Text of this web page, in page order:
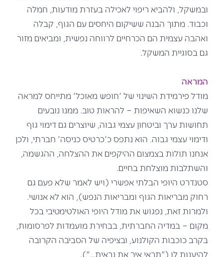
ובמשקל, ולהביא ריפוי לאכילה בעזרת מודעות, חמלה
וכבוד. מתוך הבנה ששיקום היחסים עם הגוף, קבלה
ואהבה עצמית הם הכרחיים לרווחה נפשית, ומביאים מזור
גם בסוגיית המשקל.
המראה
מודל פירמידת השינוי של 'חופש מאוכל' מתייחס למראה
שלנו כנשוא השאיפות – להראות טוב. ממנו נובעים
תחושות ערך וביטחון עצמי גבוה, שיוצרים גם דימוי גוף
ודימוי עצמי גבוה. הוא נתפס כ'כרטיס כניסה' חברתי, ולכן
אנחנו תולות בצמצום ההיקפים את ההצלחה, ההגשמה,
והשתלבות מוצלחת בחיים.
סטנדרט היופי הבלתי אפשרי (ויש לאמר שלא פעם גם
רחוק מבריאות הגוף ומבריאות הנפש), הוא לא אנושי.
ולמרות זאת, נפגוש את מודל היופי האולטימטיבי בכל
מקום – במדיה החברתית, בבחירת מועמדות לפרסומות,
בקרב כוכבות הקולנוע, ובציפיה של הסביבה הקרובה
להיענות לו ("תראי איך את נראית…").